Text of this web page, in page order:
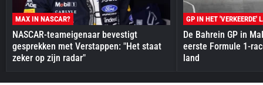
MAX IN NASCAR?
NASCAR-teameigenaar bevestigt
gesprekken met Verstappen: "Het staat
zeker op zijn radar"
GP IN HET 'VERKEERDE'
De Bahrein GP in
eerste Formule 1-
land